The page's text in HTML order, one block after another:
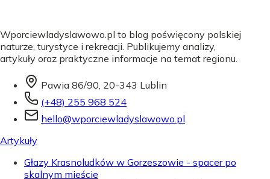
Wporciewladyslawowo.pl to blog poświęcony polskiej
naturze, turystyce i rekreacji. Publikujemy analizy,
artykuły oraz praktyczne informacje na temat regionu.
Pawia 86/90, 20-343 Lublin
(+48) 255 968 524
hello@wporciewladyslawowo.pl
Artykuły
Głazy Krasnoludków w Gorzeszowie - spacer po
skalnym mieście